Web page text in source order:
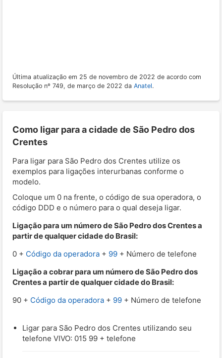
Última atualização em 25 de novembro de 2022 de acordo com
Resolução nº 749, de março de 2022 da Anatel.
Como ligar para a cidade de São Pedro dos
Crentes
Para ligar para São Pedro dos Crentes utilize os
exemplos para ligações interurbanas conforme o
modelo.
Coloque um 0 na frente, o código de sua operadora, o
código DDD e o número para o qual deseja ligar.
Ligação para um número de São Pedro dos Crentes a
partir de qualquer cidade do Brasil:
0 + Código da operadora + 99 + Número de telefone
Ligação a cobrar para um número de São Pedro dos
Crentes a partir de qualquer cidade do Brasil:
90 + Código da operadora + 99 + Número de telefone
Ligar para São Pedro dos Crentes utilizando seu
telefone VIVO: 015 99 + telefone